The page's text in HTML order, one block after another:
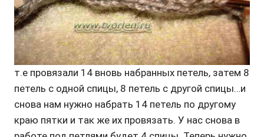
т.е провязали 14 вновь набранных петель, затем 8
петель с одной спицы, 8 петель с другой спицы…и
снова нам нужно набрать 14 петель по другому
краю пятки и так же их провязать. У нас снова в